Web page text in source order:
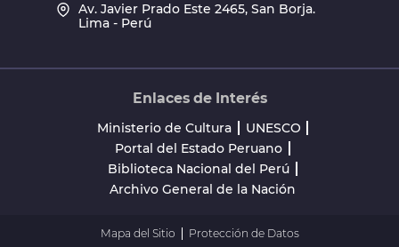
Av. Javier Prado Este 2465, San Borja.
Lima - Perú
Enlaces de Interés
Ministerio de Cultura
UNESCO
Portal del Estado Peruano
Biblioteca Nacional del Perú
Archivo General de la Nación
Mapa del Sitio Protección de Datos